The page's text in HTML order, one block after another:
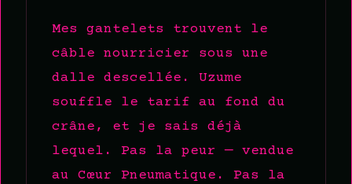
Mes gantelets trouvent le
câble nourricier sous une
dalle descellée. Uzume
souffle le tarif au fond du
crâne, et je sais déjà
lequel. Pas la peur — vendue
au Cœur Pneumatique. Pas la